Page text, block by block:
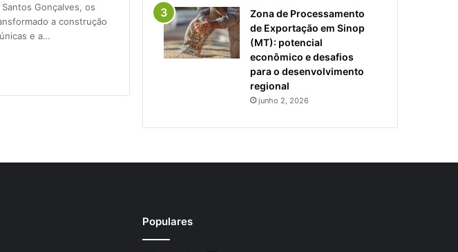
Gonçalves, os
a construção
e a…
Zona de Processamento
de Exportação em Sinop
(MT): potencial
econômico e desafios
para o desenvolvimento
regional
junho 2, 2026
Populares